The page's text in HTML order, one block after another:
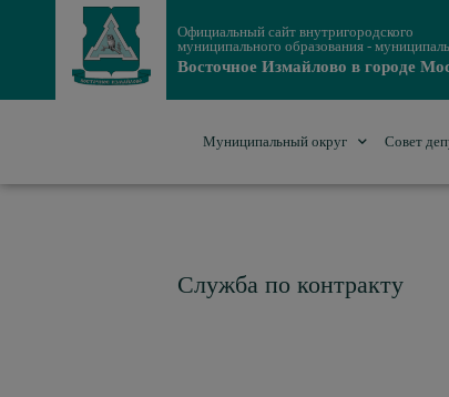
Официальный сайт внутригородского
муниципального образования -
Восточное Измайлово в городе
Муниципальный округ Совет
Служба по контракту